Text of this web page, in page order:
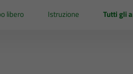
libero Istruzione Tutti gli